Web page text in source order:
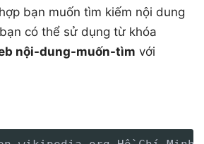
bạn muốn tìm kiếm nội dung
có thể sử dụng từ khóa
nội-dung-muốn-tìm với